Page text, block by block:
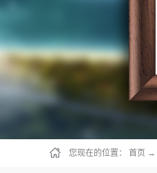
您现在的位置： 首页 →